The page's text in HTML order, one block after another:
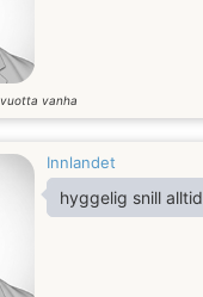
vuotta vanha
Innlandet
hyggelig snill alltid